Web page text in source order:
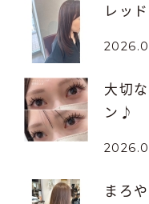
レッ
大切
ン♪
まろ